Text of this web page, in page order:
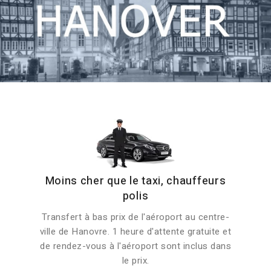
Moins cher que le taxi, chauffeurs
polis
Transfert à bas prix de l'aéroport au centre-
ville de Hanovre. 1 heure d'attente gratuite et
de rendez-vous à l'aéroport sont inclus dans
le prix.